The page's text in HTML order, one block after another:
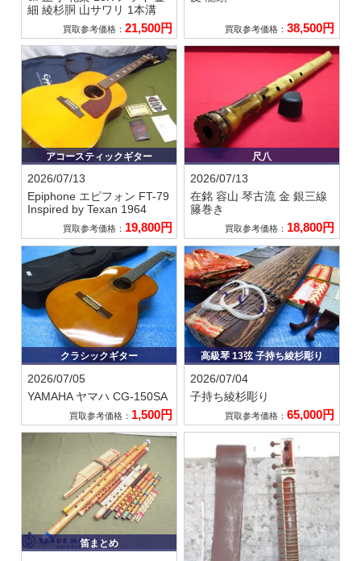
細 綾杉胴 山サワリ 1本溝
買取参考価格： 21,500円 買取参考価格：38,500円
アコースティックギター
2026/07/13
Epiphone エピフォン FT-79
Inspired by Texan 1964
買取参考価格： 19,800円
尺八
2026/07/13
在銘 容山 琴古流 金 銀三線
籐巻き
買取参考価格： 18,800円
クラシックギター
2026/07/05
YAMAHA ヤマハ CG-150SA
買取参考価格： 1,500円
高級琴 13弦 子持ち綾杉彫り
2026/07/04
子持ち綾杉彫り
買取参考価格：65,000円
笛まとめ